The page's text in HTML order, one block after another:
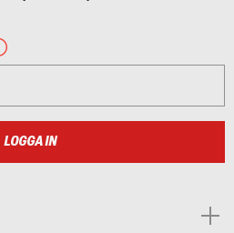
LOGGA IN